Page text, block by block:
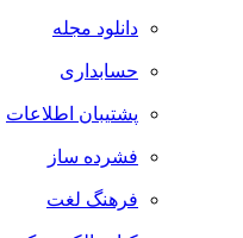
دانلود مجله
حسابداری
پشتیبان اطلاعات
فشرده ساز
فرهنگ لغت